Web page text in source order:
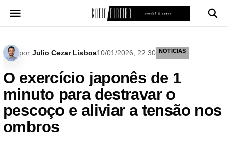
para
por Julio Cezar Lisboa10/01/2026, 22:30 NOTICIAS
O exercício japonês de 1
minuto para destravar o
pescoço e aliviar a tensão nos
ombros